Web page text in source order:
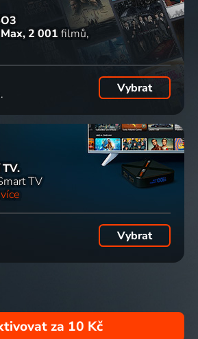
2 001 filmů
Vybrat
TV
Vybrat
za 10 Kč